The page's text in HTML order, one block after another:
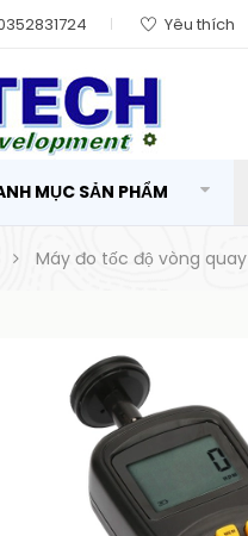
Yêu thích
MỤC SẢN PHẨM
Máy đo tốc độ vòng quay